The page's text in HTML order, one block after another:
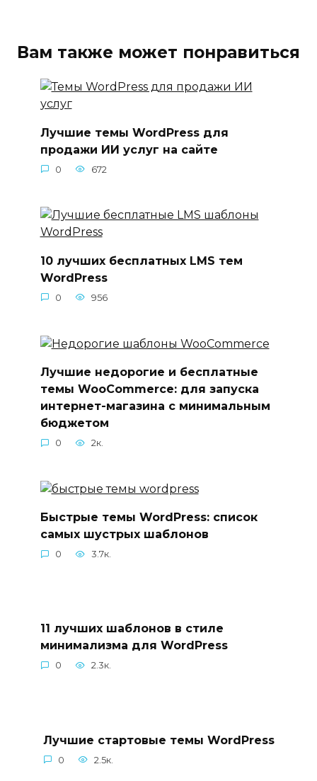
Вам также может понравиться
Лучшие темы WordPress для
продажи ИИ услуг на сайте
0 672
10 лучших бесплатных LMS тем
WordPress
0 956
Лучшие недорогие и бесплатные
темы WooCommerce: для запуска
интернет-магазина с минимальным
бюджетом
0 2к.
Быстрые темы WordPress: список
самых шустрых шаблонов
0 3.7к.
11 лучших шаблонов в стиле
минимализма для WordPress
0 2.3к.
Лучшие стартовые темы WordPress
0 2.5к.